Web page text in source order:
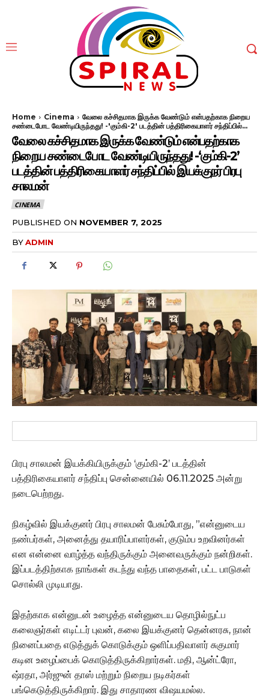
Home Cinema
வேலை கச்சிதமாக இருக்க வேண்டும் என்பதற்காக நிறைய
சண்டைபோட வேண்டியிருந்தது! -'கும்கி-2' படத்தின் பத்திரிகையாளர் சந்திப்பில்...
வேலை கச்சிதமாக இருக்க வேண்டும் என்பதற்காக
நிறைய சண்டைபோட வேண்டியிருந்தது! -‘கும்கி-2’
படத்தின் பத்திரிகையாளர் சந்திப்பில் இயக்குநர் பிரபு
சாலமன்
CINEMA
PUBLISHED ON NOVEMBER 7, 2025
BYADMIN
பிரபு சாலமன் இயக்கியிருக்கும் ‘கும்கி-2’ படத்தின்
பத்திரிகையாளர் சந்திப்பு சென்னையில் 06.11.2025 அன்று
நடைபெற்றது.
நிகழ்வில் இயக்குனர் பிரபு சாலமன் பேசும்போது, ”என்னுடைய
நண்பர்கள், அனைத்து தயாரிப்பாளர்கள், குடும்ப உறவினர்கள்
என என்னை வாழ்த்த வந்திருக்கும் அனைவருக்கும் நன்றிகள்.
இப்படத்திற்காக நாங்கள் கடந்து வந்த பாதைகள், பட்ட பாடுகள்
சொல்லி முடியாது.
இதற்காக என்னுடன் உழைத்த என்னுடைய தொழில்நுட்ப
கலைஞர்கள் எடிட்டர் புவன், கலை இயக்குனர் தென்னரசு, நான்
நினைப்பதை எடுத்துக் கொடுக்கும் ஒளிப்பதிவாளர் சுகுமார்
கடின உழைப்பைக் கொடுத்திருக்கிறார்கள். மதி, ஆன்ட்ரோ,
ஷ்ரதா, அர்ஜுன் தாஸ் மற்றும் நிறைய நடிகர்கள்
பங்கெடுத்திருக்கிறார். இது சாதாரண விஷயமல்ல.